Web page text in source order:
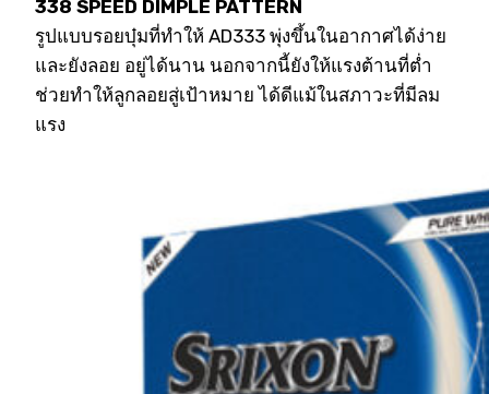
338 SPEED DIMPLE PATTERN
รูปแบบรอยบุ๋มที่ทำให้ AD333 พุ่งขึ้นในอากาศได้ง่าย
และยังลอย อยู่ได้นาน นอกจากนี้ยังให้แรงต้านที่ต่ำ
ช่วยทำให้ลูกลอยสู่เป้าหมาย ได้ดีแม้ในสภาวะที่มีลม
แรง